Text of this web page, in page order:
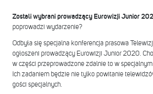
Zostali wybrani prowadzący Eurowizji Junior
poprowadzi wydarzenie?
Odbyła się specjalna konferencja prasowa
ogłoszeni prowadzący Eurowizji Junior 2020.
w części przeprowadzone zdalnie to w
Ich zadaniem będzie nie tylko powitanie
gości specjalnych.